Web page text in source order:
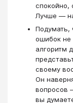
спокойно,
Лучше —
Подумать,
ошибок не
алгоритм
своему
Он
вопросов
вы